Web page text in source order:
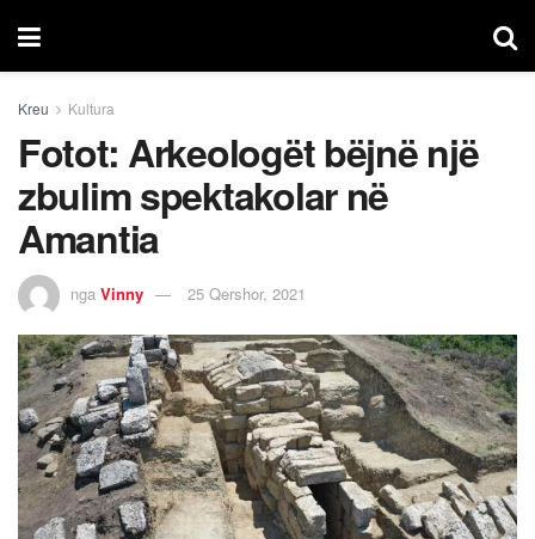
Kreu Kultura
Fotot: Arkeologët bëjnë një
zbulim spektakolar në
Amantia
nga Vinny 25 Qershor, 2021